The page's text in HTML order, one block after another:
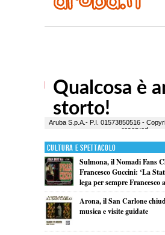
Cultura e Spettacolo
Sulmona, il Nomadi Fans
Francesco Guccini: ‘La
lega per sempre Francesco
Arona, il San Carlone
musica e visite guidate